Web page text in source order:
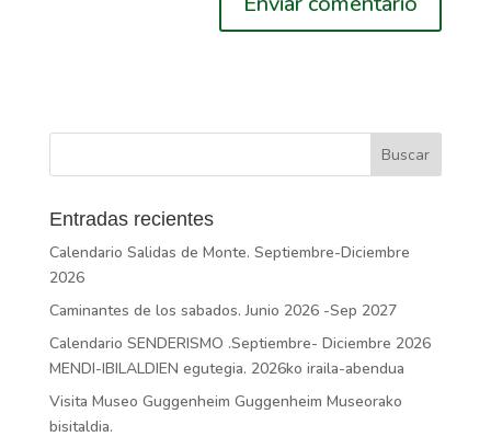
Entradas recientes
Calendario Salidas de Monte. Septiembre-Diciembre
2026
Caminantes de los sabados. Junio 2026 -Sep 2027
Calendario SENDERISMO .Septiembre- Diciembre 2026
MENDI-IBILALDIEN egutegia. 2026ko iraila-abendua
Visita Museo Guggenheim Guggenheim Museorako
bisitaldia.